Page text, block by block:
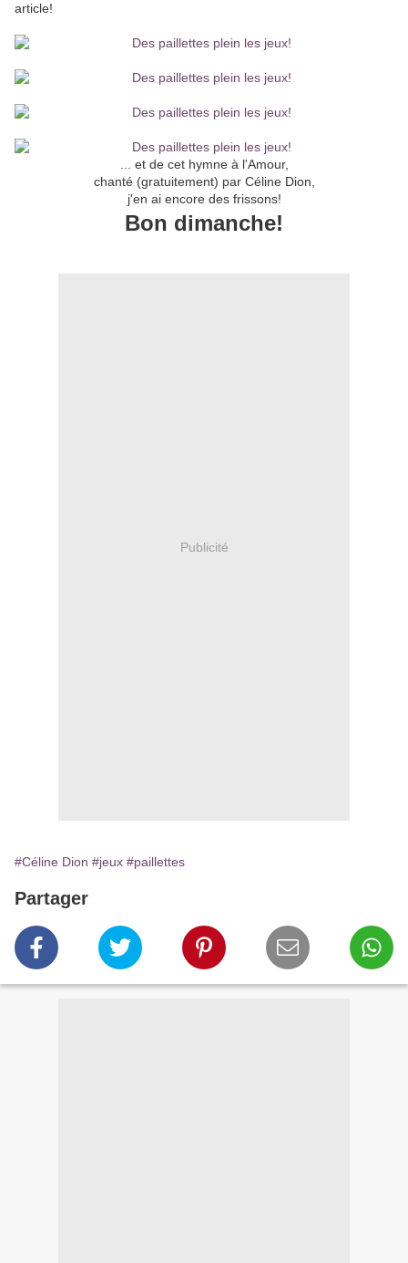
article!
... et de cet hymne à l'Amour,
chanté (gratuitement) par Céline Dion,
j'en ai encore des frissons!
Bon dimanche!
Publicité
#Céline Dion #jeux #paillettes
Partager